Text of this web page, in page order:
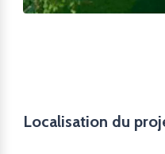
Localisation du